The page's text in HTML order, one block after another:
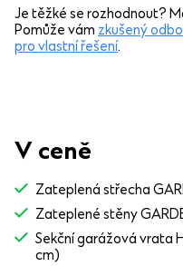
Je těžké se rozhodnout?
Pomůže vám zkušený
pro vlastní řešení.
V ceně
Zateplená střecha
Zateplené stěny
Sekční garážová vrata
cm)